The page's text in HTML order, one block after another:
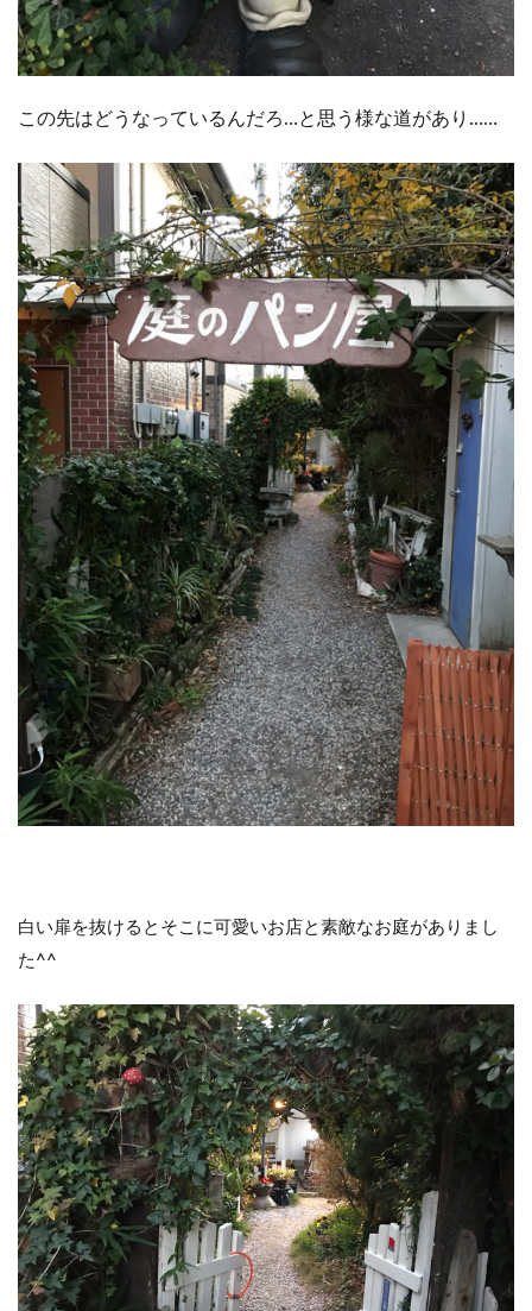
この先はどうなっているんだろ…と思う様な道があり……
白い扉を抜けるとそこに可愛いお店と素敵なお庭がありまし
た^^